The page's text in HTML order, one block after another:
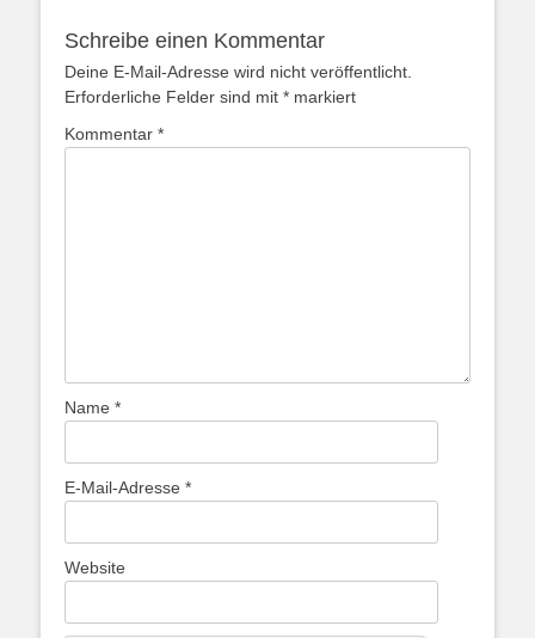
Schreibe einen Kommentar
Deine E-Mail-Adresse wird nicht veröffentlicht.
Erforderliche Felder sind mit * markiert
Kommentar *
Name *
E-Mail-Adresse *
Website